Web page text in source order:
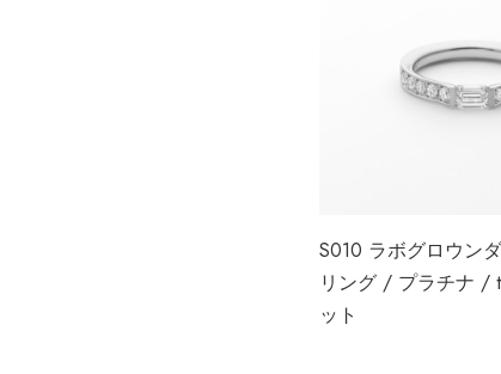
S010 ラボグロウン
リング / プラチナ /
ット